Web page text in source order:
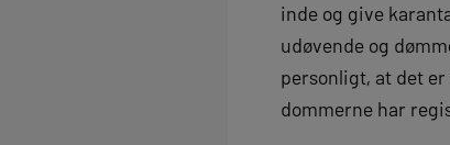
inde og give
udøvende og
personligt, at det
dommerne har